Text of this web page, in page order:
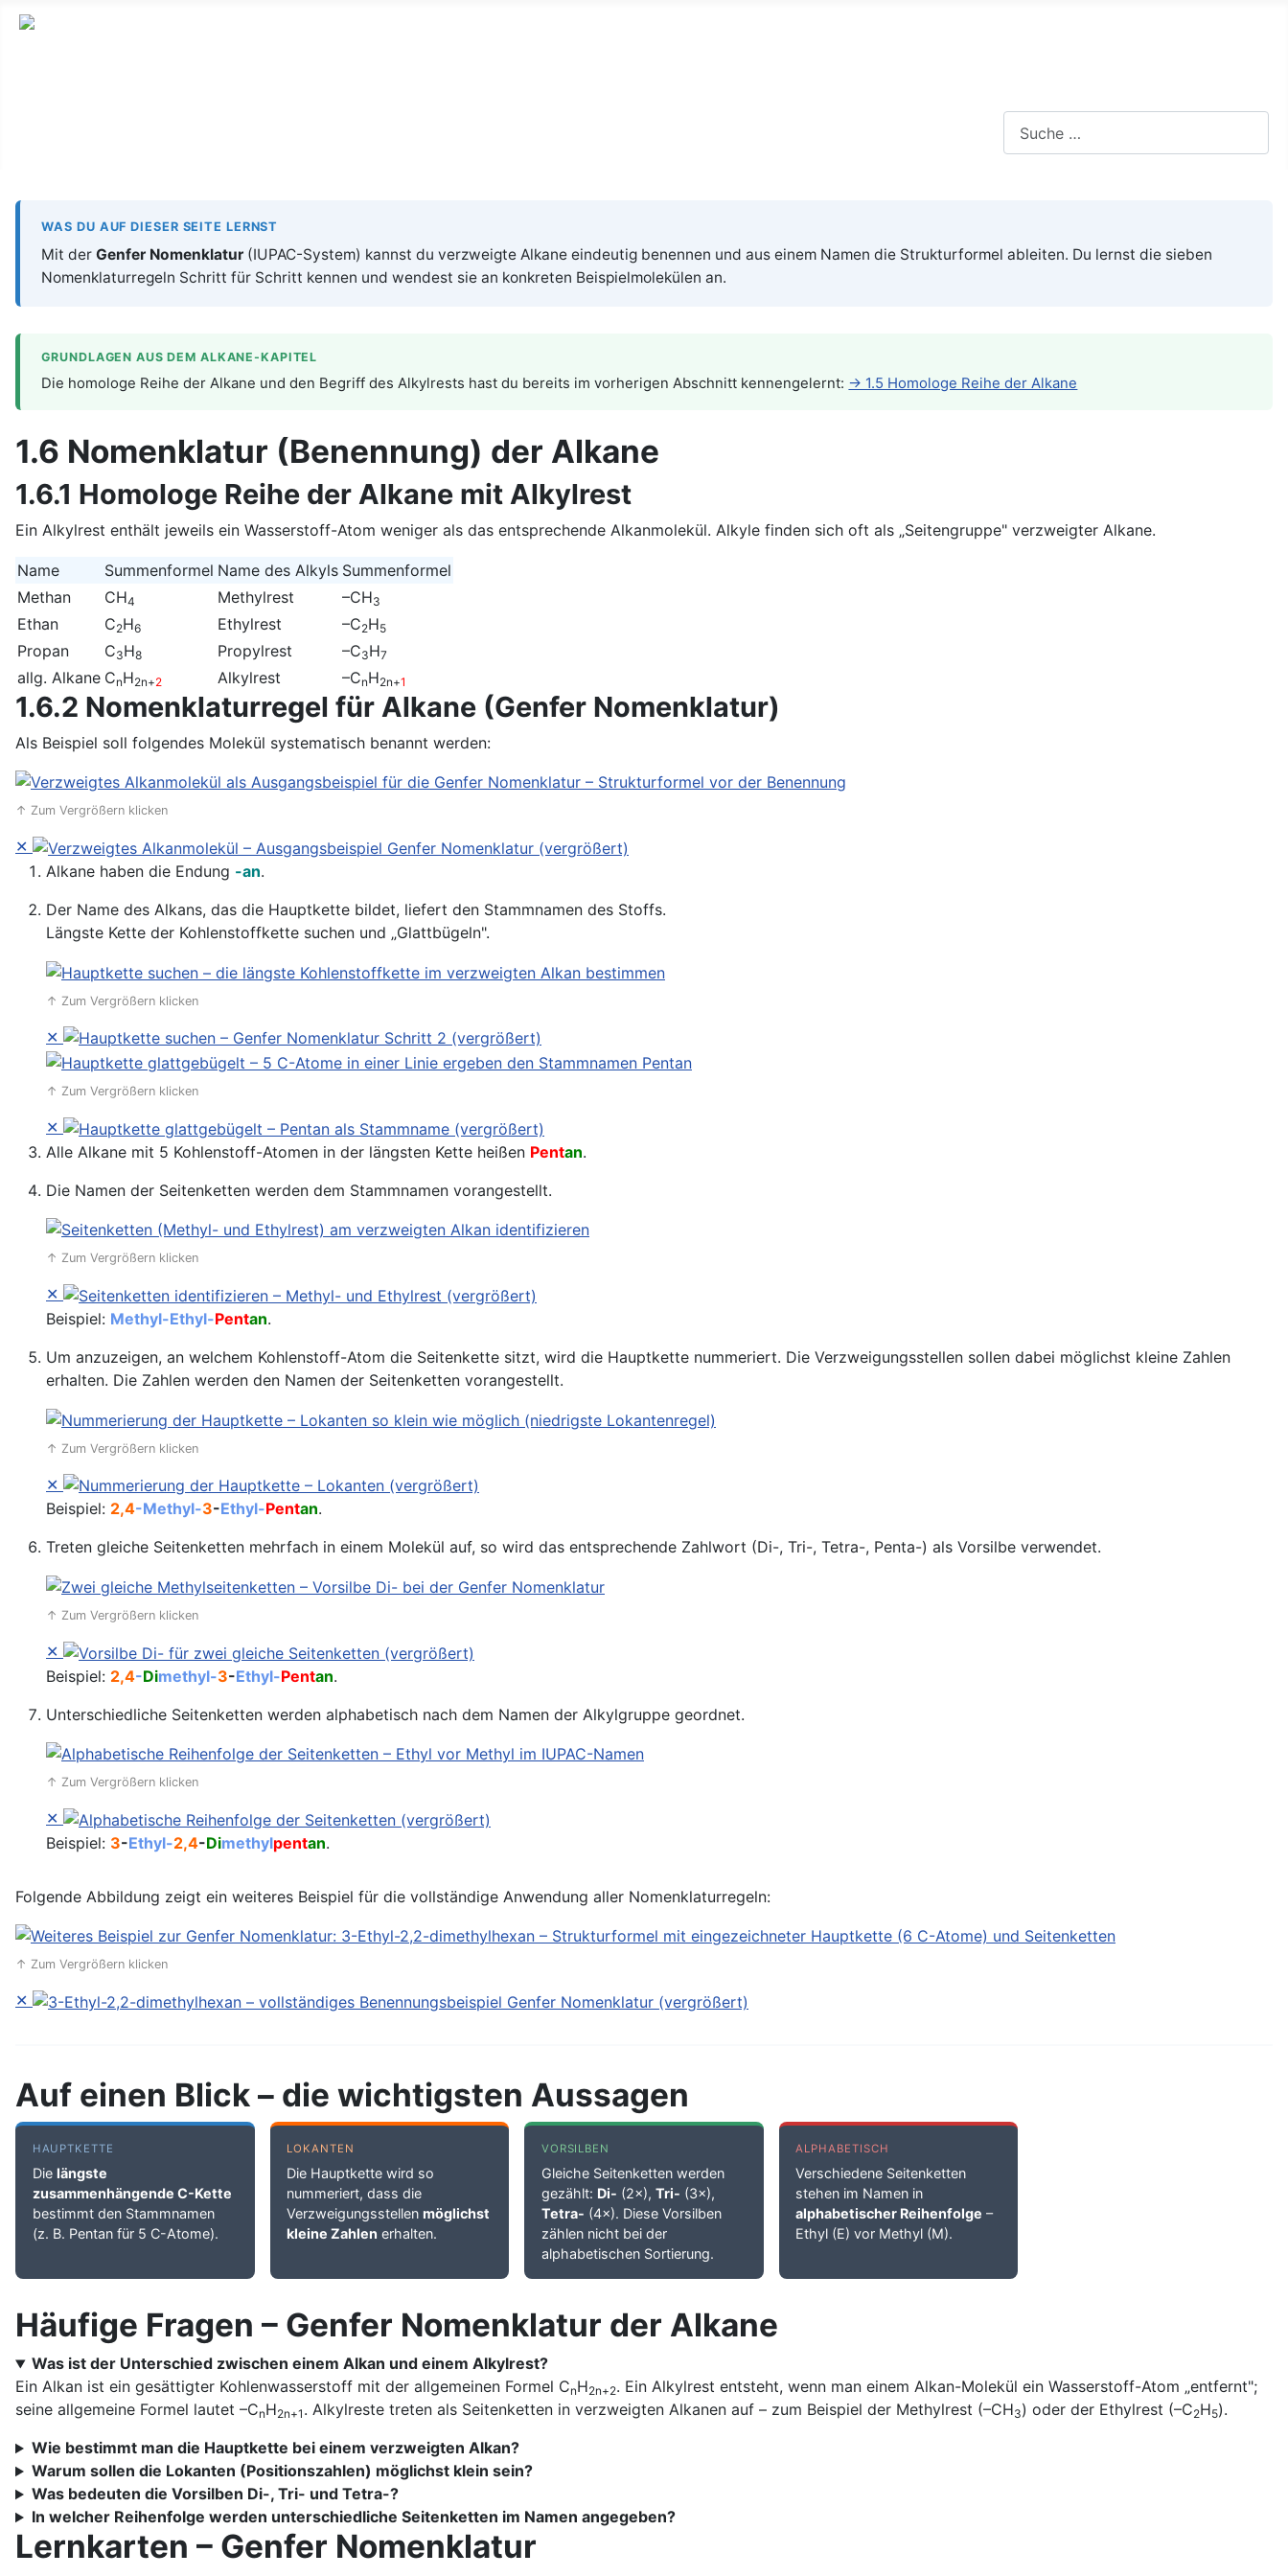
WAS DU AUF DIESER SEITE LERNST
Mit derGenfer Nomenklatur (IUPAC-System) kannst du verzweigte Alkane eindeutig benennen und aus einem Namen die Strukturformel ableiten. Du lernst die sieben
Nomenklaturregeln Schritt für Schritt kennen und wendest sie an konkreten Beispielmolekülen an.
GRUNDLAGEN AUS DEM ALKANE-KAPITEL
Die homologe Reihe der Alkane und den Begriff des Alkylrests hast du bereits im vorherigen Abschnitt kennengelernt: → 1.5 Homologe Reihe der Alkane
1.6 Nomenklatur (Benennung) der Alkane
1.6.1 Homologe Reihe der Alkane mit Alkylrest
Ein Alkylrest enthält jeweils ein Wasserstoff-Atom weniger als das entsprechende Alkanmolekül. Alkyle finden sich oft als „Seitengruppe" verzweigter Alkane.
Name Summenformel Name des Alkyls Summenformel
Methan
CH4 Methylrest –CH3
Ethan C2H6 Ethylrest –C2H5
Propan C3H8 Propylrest –C3H7
allg. Alkane CnH2n+2 Alkylrest –CnH2n+1
1.6.2 Nomenklaturregel für Alkane (Genfer Nomenklatur)
Als Beispiel soll folgendes Molekül systematisch benannt werden:
↑ Zum Vergrößern klicken
✕
Alkane haben die Endung -an.
Der Name des Alkans, das die Hauptkette bildet, liefert den Stammnamen des Stoffs.
Längste Kette der Kohlenstoffkette suchen und „Glattbügeln".
↑ Zum Vergrößern klicken
✕
↑ Zum Vergrößern klicken
✕
Alle Alkane mit 5 Kohlenstoff-Atomen in der längsten Kette heißen Pentan.
Die Namen der Seitenketten werden dem Stammnamen vorangestellt.
↑ Zum Vergrößern klicken
✕
Beispiel: Methyl-Ethyl-Pentan.
Um anzuzeigen, an welchem Kohlenstoff-Atom die Seitenkette sitzt, wird die Hauptkette nummeriert. Die Verzweigungsstellen sollen dabei möglichst kleine Zahlen
erhalten. Die Zahlen werden den Namen der Seitenketten vorangestellt.
↑ Zum Vergrößern klicken
✕
Beispiel: 2,4-Methyl-3-Ethyl-Pentan.
Treten gleiche Seitenketten mehrfach in einem Molekül auf, so wird das entsprechende Zahlwort (Di-, Tri-, Tetra-, Penta-) als Vorsilbe verwendet.
↑ Zum Vergrößern klicken
✕
Beispiel: 2,4-Dimethyl-3-Ethyl-Pentan.
Unterschiedliche Seitenketten werden alphabetisch nach dem Namen der Alkylgruppe geordnet.
↑ Zum Vergrößern klicken
✕
Beispiel: 3-Ethyl-2,4-Dimethylpentan.
Folgende Abbildung zeigt ein weiteres Beispiel für die vollständige Anwendung aller Nomenklaturregeln:
↑ Zum Vergrößern klicken
✕
Auf einen Blick – die wichtigsten Aussagen
HAUPTKETTE
Die längste
zusammenhängende C-Kette
bestimmt den Stammnamen
(z. B. Pentan für 5 C-Atome).
LOKANTEN
Die Hauptkette wird so
nummeriert, dass die
Verzweigungsstellenmöglichst
kleine Zahlen erhalten.
VORSILBEN
Gleiche Seitenketten werden
gezählt: Di- (2×), Tri- (3×),
Tetra- (4×). Diese Vorsilben
zählen nicht bei der
alphabetischen Sortierung.
ALPHABETISCH
Verschiedene Seitenketten
stehen im Namen in
alphabetischer Reihenfolge –
Ethyl (E) vor Methyl (M).
Häufige Fragen – Genfer Nomenklatur der Alkane
Was ist der Unterschied zwischen einem Alkan und einem Alkylrest?
Ein Alkan ist ein gesättigter Kohlenwasserstoff mit der allgemeinen Formel CnH2n+2. Ein Alkylrest entsteht, wenn man einem Alkan-Molekül ein Wasserstoff-Atom „entfernt";
seine allgemeine Formel lautet –CnH2n+1 . Alkylreste treten als Seitenketten in verzweigten Alkanen auf – zum Beispiel der Methylrest (–CH3) oder der Ethylrest (–C2H5).
Wie bestimmt man die Hauptkette bei einem verzweigten Alkan?
Warum sollen die Lokanten (Positionszahlen) möglichst klein sein?
Was bedeuten die Vorsilben Di-, Tri- und Tetra-?
In welcher Reihenfolge werden unterschiedliche Seitenketten im Namen angegeben?
Lernkarten – Genfer Nomenklatur